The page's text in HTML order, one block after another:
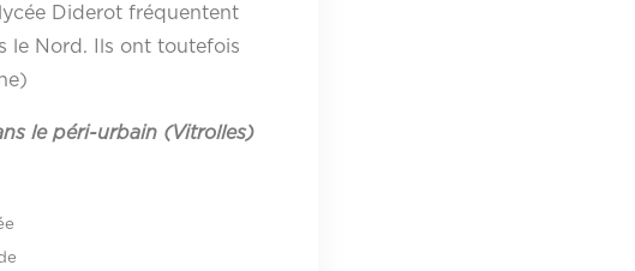
Diderot fréquentent
le Nord. Ils ont toutefois
le péri-urbain (Vitrolles)